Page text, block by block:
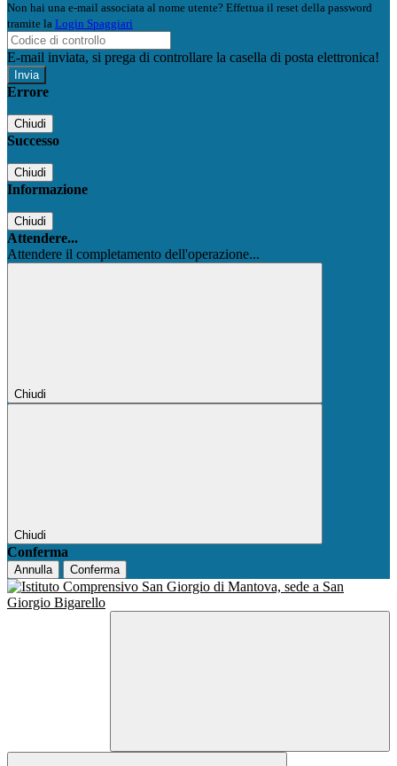
Non hai una e-mail associata al nome utente? Effettua il reset della password
tramite la Login Spaggiari
E-mail inviata, si prega di controllare la casella di posta elettronica!
Errore
Chiudi
Successo
Chiudi
Informazione
Chiudi
Attendere...
Attendere il completamento dell'operazione...
Chiudi
Chiudi
Conferma
Annulla Conferma